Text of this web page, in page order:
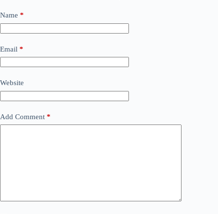
Name *
Email *
Website
Add Comment *